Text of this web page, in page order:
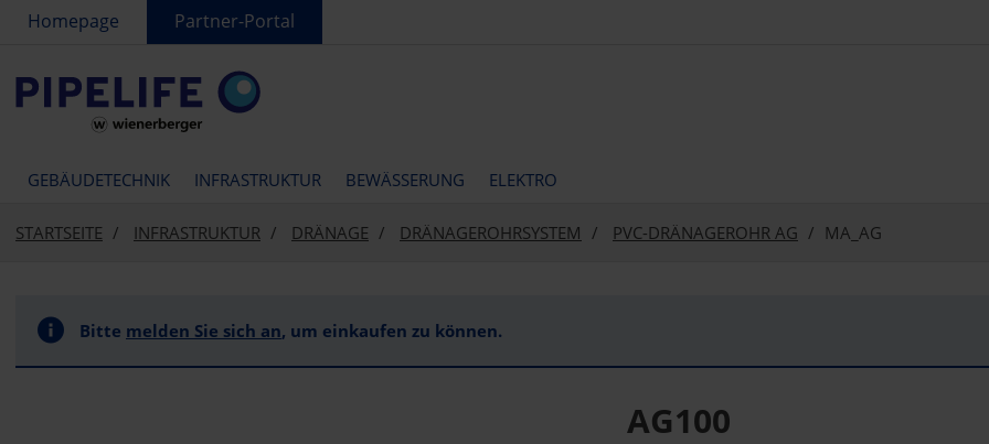
text.skipToContent
text.skipToNavigation
Homepage Partner-Portal
GEBÄUDETECHNIK INFRASTRUKTUR BEWÄSSERUNG ELEKTRO
STARTSEITE INFRASTRUKTUR DRÄNAGE DRÄNAGEROHRSYSTEM PVC-DRÄNAGEROHR AG MA_AG
Bitte melden Sie sich an, um einkaufen zu können.
AG100